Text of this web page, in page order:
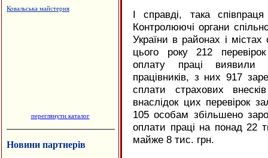
Лікувально-діагностичний центр
переглянути каталог
Новини партнерів
І справді, така
Контролюючі органи
України в районах і містах
цього року 212
оплату праці виявили
працівників, з них 917
сплати страхових
внаслідок цих перевірок
105 особам збільшено
оплати праці на понад 22
майже 8 тис. грн.